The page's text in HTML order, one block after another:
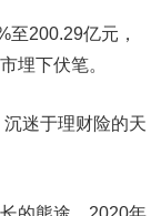
200.29亿元，
埋下伏笔。
迷于理财险的天